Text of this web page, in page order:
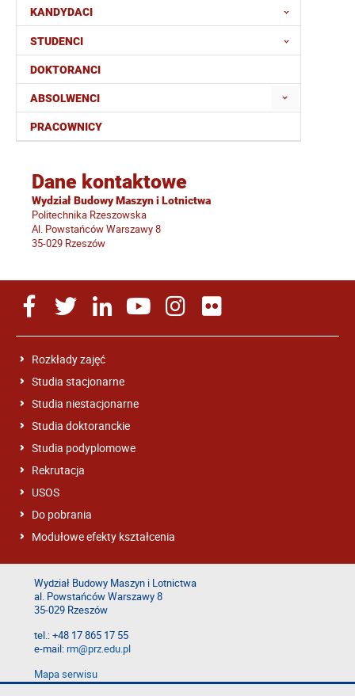
KANDYDACI
STUDENCI
DOKTORANCI
ABSOLWENCI
PRACOWNICY
Dane kontaktowe
Wydział Budowy Maszyn i Lotnictwa
Politechnika Rzeszowska
Al. Powstańców Warszawy 8
35-029 Rzeszów
Rozkłady zajęć
Studia stacjonarne
Studia niestacjonarne
Studia doktoranckie
Studia podyplomowe
Rekrutacja
USOS
Do pobrania
Modułowe efekty kształcenia
Wydział Budowy Maszyn i Lotnictwa
al. Powstańców Warszawy 8
35-029 Rzeszów
tel.: +48 17 865 17 55
e-mail:rm@prz.edu.pl
Mapa serwisu
Deklaracja dostępności